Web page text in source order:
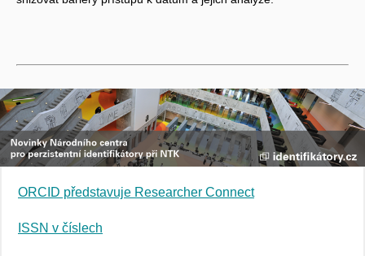
ORCID představuje Researcher Connect​
ISSN v číslech​